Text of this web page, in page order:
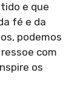
e que
fé e da
podemos
com
os